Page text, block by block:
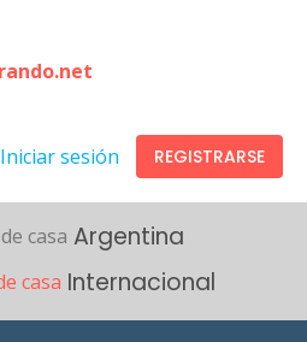
Iniciar sesión REGISTRARSE
Argentina
Internacional